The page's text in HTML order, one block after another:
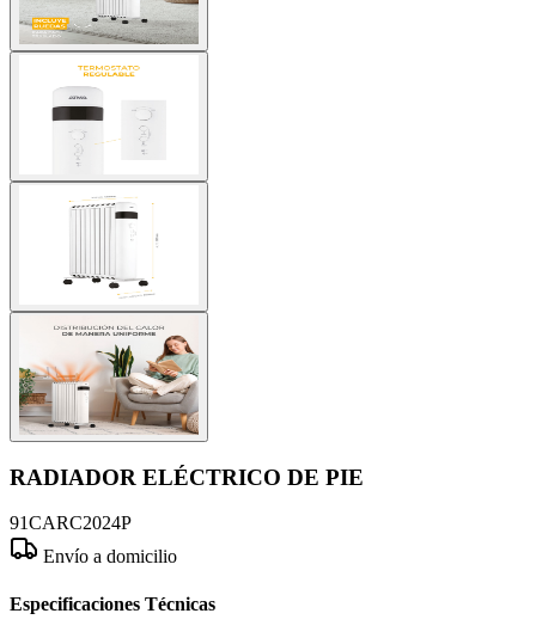
RADIADOR ELÉCTRICO DE PIE
91CARC2024P
Envío a domicilio
Especificaciones Técnicas